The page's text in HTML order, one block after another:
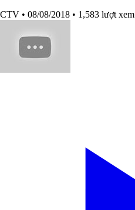
CTV • 08/08/2018 • 1,583 lượt xem